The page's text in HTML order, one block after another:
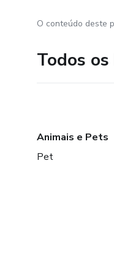
O conteúdo deste
Todos
Animais e Pets
Pet